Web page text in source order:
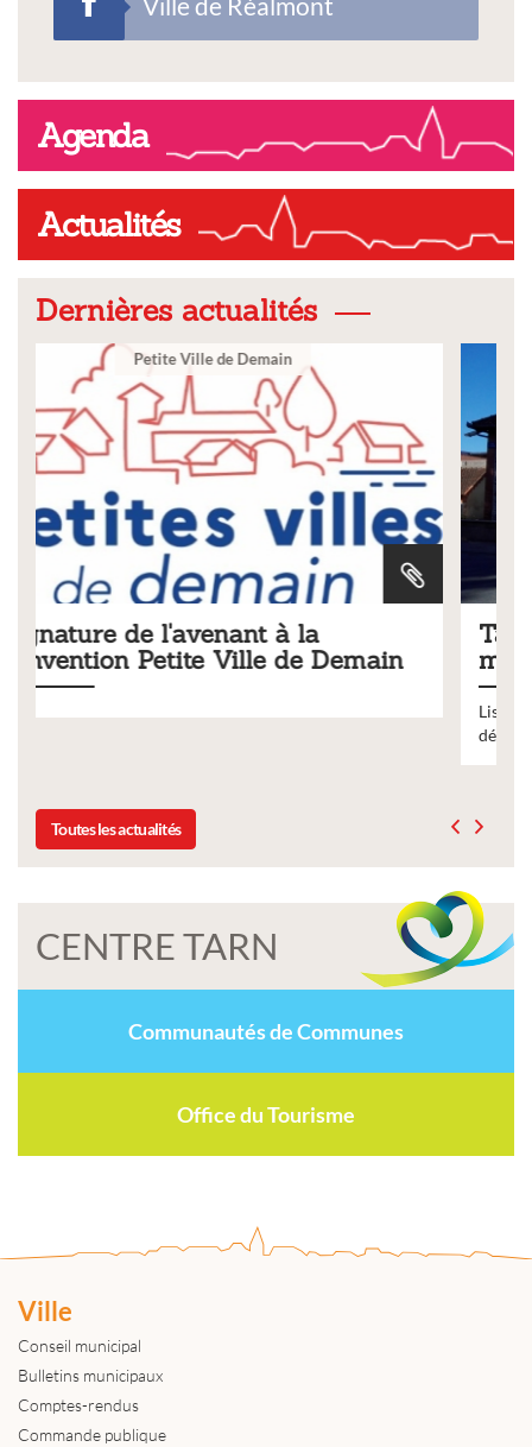
Agenda
Actualités
Dernières actualités
Tarifs 2026 des services
municipaux
délibération du conseil municipal du 19 décembre 2025
Toutes les actualités
CENTRE TARN
Communautés de Communes
Office du Tourisme
Ville
Conseil municipal
Bulletins municipaux
Comptes-rendus
Commande publique